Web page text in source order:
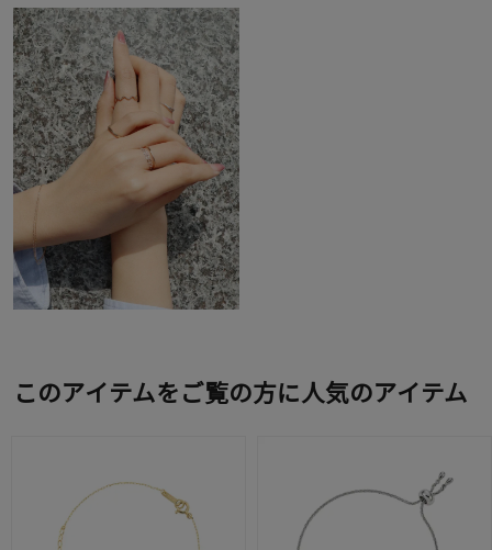
このアイテムをご覧の方に人気のアイテム